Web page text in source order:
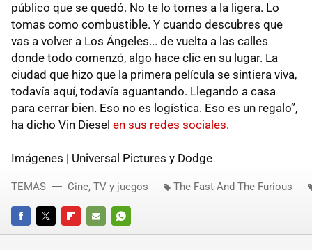
público que se quedó. No te lo tomes a la ligera. Lo
tomas como combustible. Y cuando descubres que
vas a volver a Los Ángeles... de vuelta a las calles
donde todo comenzó, algo hace clic en su lugar. La
ciudad que hizo que la primera película se sintiera viva,
todavía aquí, todavía aguantando. Llegando a casa
para cerrar bien. Eso no es logística. Eso es un regalo”,
ha dicho Vin Diesel en sus redes sociales.
Imágenes | Universal Pictures y Dodge
FACEBOOKTWITTERFLIPBOARD
E-
WHATSAPP
TEMAS Cine, TV y juegos The Fast And The Furious